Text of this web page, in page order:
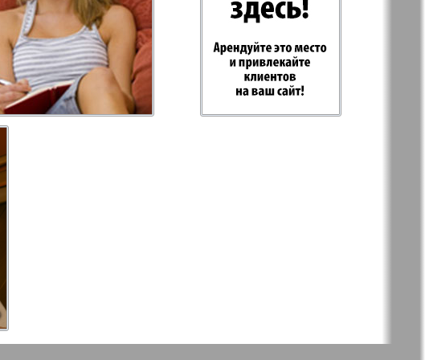
Heimat-Родина Рубеж
Рыбалка Plus RusHaus
Слово и дело